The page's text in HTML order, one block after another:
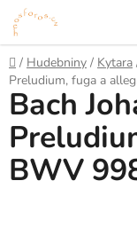
Přejít
na
obsah
Domů
/ Hudebniny / Kytara
Preludium, fuga a
Bach
BWV